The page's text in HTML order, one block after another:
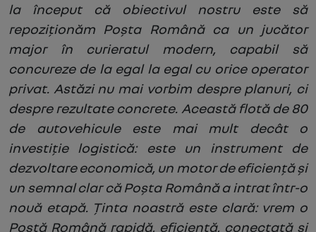
la început că obiectivul nostru este să
repoziționăm Poșta Română ca un jucător
major în curieratul modern, capabil să
concureze de la egal la egal cu orice operator
privat. Astăzi nu mai vorbim despre planuri, ci
despre rezultate concrete. Această flotă de 80
de autovehicule este mai mult decât o
investiție logistică: este un instrument de
dezvoltare economică, un motor de eficiență și
un semnal clar că Poșta Română a intrat într-o
nouă etapă. Ținta noastră este clară: vrem o
Poștă Română rapidă, eficientă, conectată și